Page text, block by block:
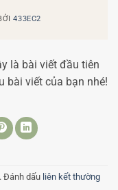
433EC2
là bài viết đầu tiên
bài viết của bạn nhé!
Đánh dấu liên kết thường